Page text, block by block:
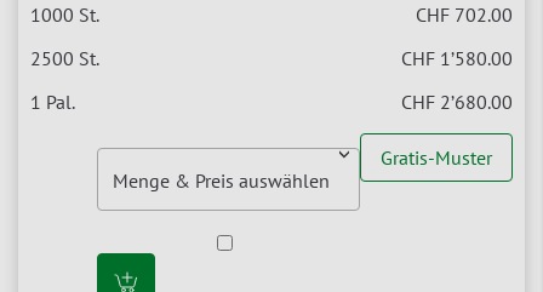
CHF 702.00
CHF 1’580.00
CHF 2’680.00
Gratis-Muster